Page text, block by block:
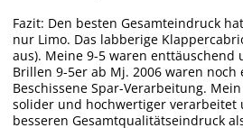
Fazit: Den besten Gesamteindruck
nur Limo. Das labberige
aus). Meine 9-5 waren enttäuschend
Brillen 9-5er ab Mj. 2006 waren noch
Beschissene Spar-Verarbeitung.
solider und hochwertiger
besseren Gesamtqualitätseindruck